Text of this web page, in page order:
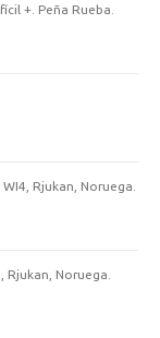
+. Peña Rueba.
Rjukan, Noruega.
Rjukan, Noruega.